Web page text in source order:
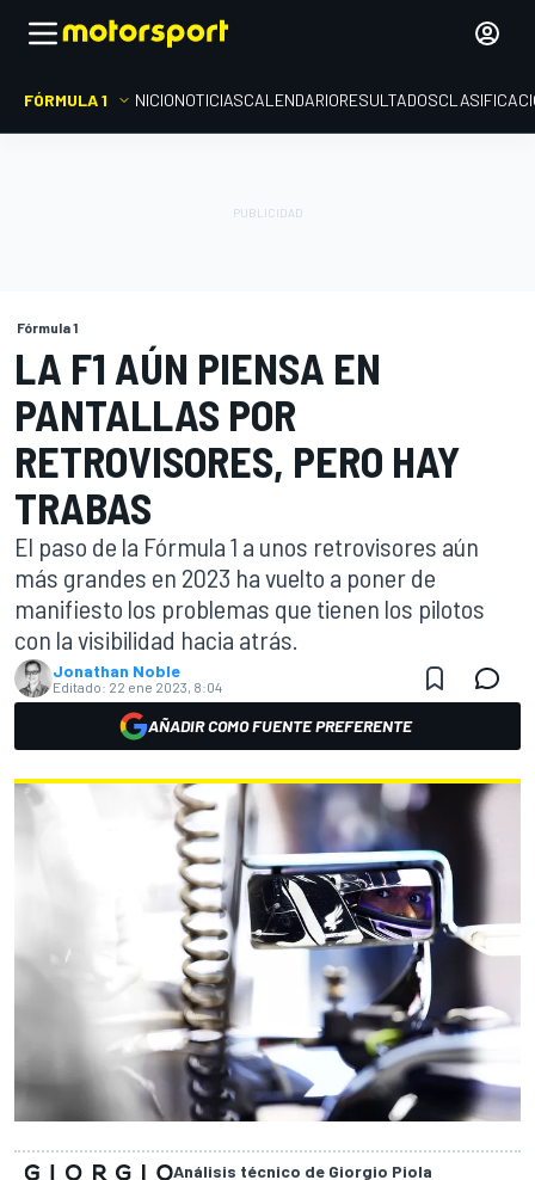
FÓRMULA 1 INICIONOTICIASCALENDARIORESULTADOS
Fórmula 1
LA F1 AÚN PIENSA EN
PANTALLAS POR
RETROVISORES, PERO HAY
TRABAS
El paso de la Fórmula 1 a unos retrovisores aún
más grandes en 2023 ha vuelto a poner de
manifiesto los problemas que tienen los pilotos
con la visibilidad hacia atrás.
Jonathan Noble
Editado: 22 ene 2023, 8:04
AÑADIR COMO FUENTE PREFERENTE
Análisis técnico de Giorgio Piola